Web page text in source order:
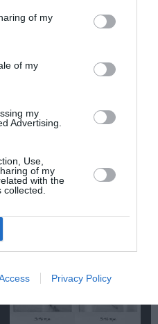
of my
of my
my
Advertising.
Use,
of my
with the
Privacy Policy
τα τελευταία νέα για
Άρθρα